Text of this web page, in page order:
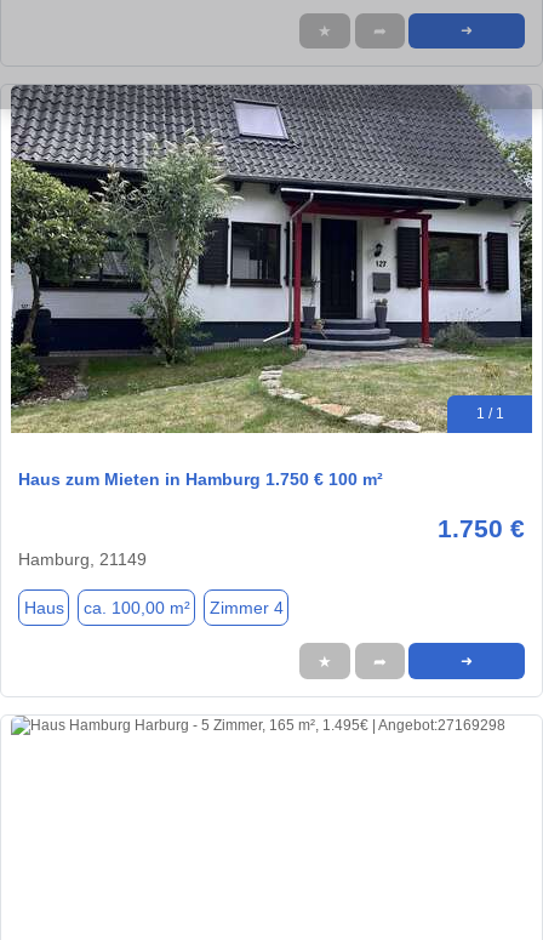
★ ➦ ➜
1 / 1
Haus zum Mieten in Hamburg 1.750 € 100 m²
1.750 €
Hamburg, 21149
Haus ca. 100,00 m² Zimmer 4
★ ➦ ➜